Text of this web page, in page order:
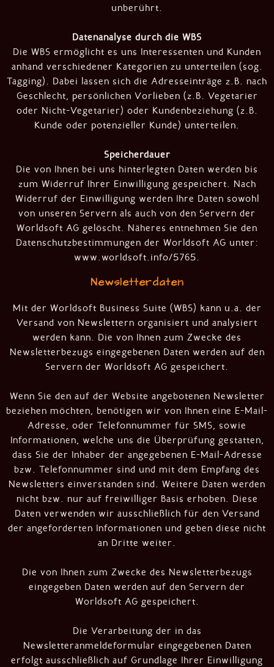
unberührt.
Datenanalyse durch die WBS
Die WBS ermöglicht es uns Interessenten und Kunden
anhand verschiedener Kategorien zu unterteilen (sog.
Tagging). Dabei lassen sich die Adresseinträge z.B. nach
Geschlecht, persönlichen Vorlieben (z.B. Vegetarier
oder Nicht-Vegetarier) oder Kundenbeziehung (z.B.
Kunde oder potenzieller Kunde) unterteilen.
Speicherdauer
Die von Ihnen bei uns hinterlegten Daten werden bis
zum Widerruf Ihrer Einwilligung gespeichert. Nach
Widerruf der Einwilligung werden Ihre Daten sowohl
von unseren Servern als auch von den Servern der
Worldsoft AG gelöscht. Näheres entnehmen Sie den
Datenschutzbestimmungen der Worldsoft AG unter:
www.worldsoft.info/5765.
Newsletterdaten
Mit der Worldsoft Business Suite (WBS) kann u.a. der
Versand von Newslettern organisiert und analysiert
werden kann. Die von Ihnen zum Zwecke des
Newsletterbezugs eingegebenen Daten werden auf den
Servern der Worldsoft AG gespeichert.
Wenn Sie den auf der Website angebotenen Newsletter
beziehen möchten, benötigen wir von Ihnen eine E-Mail-
Adresse, oder Telefonnummer für SMS, sowie
Informationen, welche uns die Überprüfung gestatten,
dass Sie der Inhaber der angegebenen E-Mail-Adresse
bzw. Telefonnummer sind und mit dem Empfang des
Newsletters einverstanden sind. Weitere Daten werden
nicht bzw. nur auf freiwilliger Basis erhoben. Diese
Daten verwenden wir ausschließlich für den Versand
der angeforderten Informationen und geben diese nicht
an Dritte weiter.
Die von Ihnen zum Zwecke des Newsletterbezugs
eingegeben Daten werden auf den Servern der
Worldsoft AG gespeichert.
Die Verarbeitung der in das
Newsletteranmeldeformular eingegebenen Daten
erfolgt ausschließlich auf Grundlage Ihrer Einwilligung